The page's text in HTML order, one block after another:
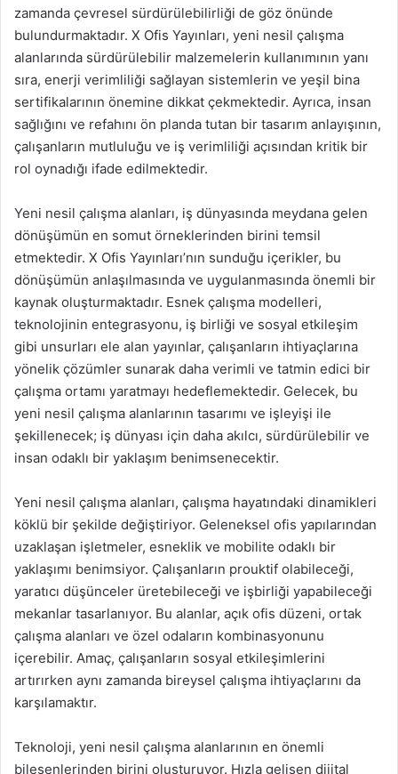
zamanda çevresel sürdürülebilirliği de göz önünde
bulundurmaktadır. X Ofis Yayınları, yeni nesil çalışma
alanlarında sürdürülebilir malzemelerin kullanımının yanı
sıra, enerji verimliliği sağlayan sistemlerin ve yeşil bina
sertifikalarının önemine dikkat çekmektedir. Ayrıca, insan
sağlığını ve refahını ön planda tutan bir tasarım anlayışının,
çalışanların mutluluğu ve iş verimliliği açısından kritik bir
rol oynadığı ifade edilmektedir.
Yeni nesil çalışma alanları, iş dünyasında meydana gelen
dönüşümün en somut örneklerinden birini temsil
etmektedir. X Ofis Yayınları’nın sunduğu içerikler, bu
dönüşümün anlaşılmasında ve uygulanmasında önemli bir
kaynak oluşturmaktadır. Esnek çalışma modelleri,
teknolojinin entegrasyonu, iş birliği ve sosyal etkileşim
gibi unsurları ele alan yayınlar, çalışanların ihtiyaçlarına
yönelik çözümler sunarak daha verimli ve tatmin edici bir
çalışma ortamı yaratmayı hedeflemektedir. Gelecek, bu
yeni nesil çalışma alanlarının tasarımı ve işleyişi ile
şekillenecek; iş dünyası için daha akılcı, sürdürülebilir ve
insan odaklı bir yaklaşım benimsenecektir.
Yeni nesil çalışma alanları, çalışma hayatındaki dinamikleri
köklü bir şekilde değiştiriyor. Geleneksel ofis yapılarından
uzaklaşan işletmeler, esneklik ve mobilite odaklı bir
yaklaşımı benimsiyor. Çalışanların prouktif olabileceği,
yaratıcı düşünceler üretebileceği ve işbirliği yapabileceği
mekanlar tasarlanıyor. Bu alanlar, açık ofis düzeni, ortak
çalışma alanları ve özel odaların kombinasyonunu
içerebilir. Amaç, çalışanların sosyal etkileşimlerini
artırırken aynı zamanda bireysel çalışma ihtiyaçlarını da
karşılamaktır.
Teknoloji, yeni nesil çalışma alanlarının en önemli
bileşenlerinden birini oluşturuyor. Hızla gelişen dijital